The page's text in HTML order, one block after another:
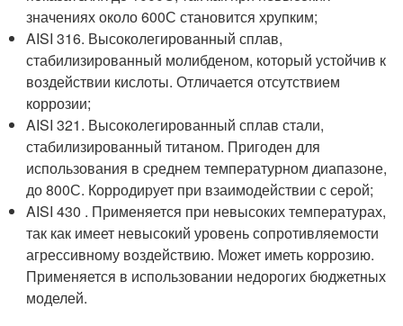
значениях около 600С становится хрупким;
AISI 316. Высоколегированный сплав,
стабилизированный молибденом, который устойчив к
воздействии кислоты. Отличается отсутствием
коррозии;
AISI 321. Высоколегированный сплав стали,
стабилизированный титаном. Пригоден для
использования в среднем температурном диапазоне,
до 800С. Корродирует при взаимодействии с серой;
AISI 430 . Применяется при невысоких температурах,
так как имеет невысокий уровень сопротивляемости
агрессивному воздействию. Может иметь коррозию.
Применяется в использовании недорогих бюджетных
моделей.